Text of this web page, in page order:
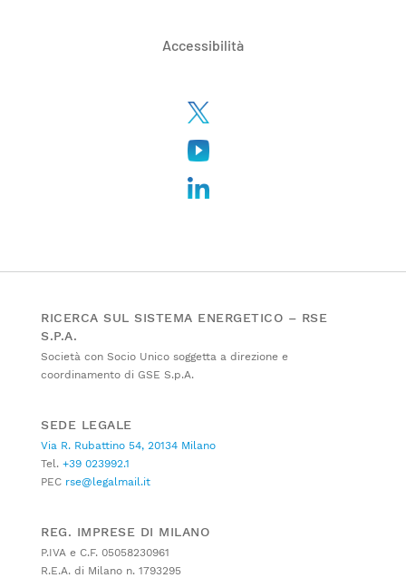
Accessibilità
RICERCA SUL SISTEMA ENERGETICO – RSE
S.P.A.
Società con Socio Unico soggetta a direzione e
coordinamento di GSE S.p.A.
SEDE LEGALE
Via R. Rubattino 54, 20134 Milano
Tel. +39 023992.1
PEC rse@legalmail.it
REG. IMPRESE DI MILANO
P.IVA e C.F. 05058230961
R.E.A. di Milano n. 1793295